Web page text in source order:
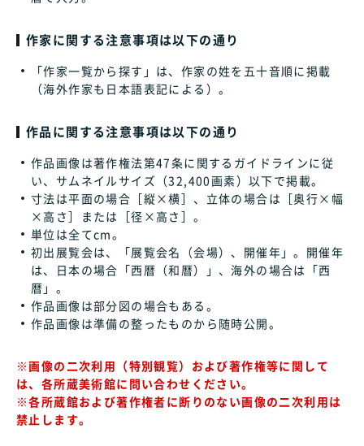
作家に関する注意事項は以下の通り
「作家一覧から探す」は、作家の姓を五十音順に掲載
（海外作家も日本語表記による）。
作品に関する注意事項は以下の通り
作品画像は著作権法第47条に関するガイドラインに従
い、サムネイルサイズ（32,400画素）以下で掲載。
寸法は平面の場合［縦×横］、立体の場合は［奥行×幅
×高さ］または［径×高さ］。
単位は全てcm。
初出展覧会は、「展覧会名（会場）、開催年」。開催年
は、日本の場合「西暦（和暦）」、海外の場合は「西
暦」。
作品画像は部分図の場合もある。
作品画像は準備の整ったものから随時公開。
※画像の二次利用（特別観覧）および著作権等に関して
は、各所蔵美術館に問い合わせください。
※各所蔵館および著作権者に断りのない画像の二次利用は
禁止します。